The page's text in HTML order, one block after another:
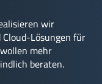
wir
Lösungen für
mehr
beraten.